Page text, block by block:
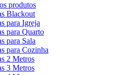
produtos
Blackout
para Igreja
para Quarto
para Sala
para Cozinha
2 Metros
3 Metros